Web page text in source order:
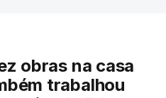
obras na casa
trabalhou